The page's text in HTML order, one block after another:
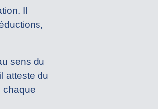
Il
sens du
atteste du
chaque